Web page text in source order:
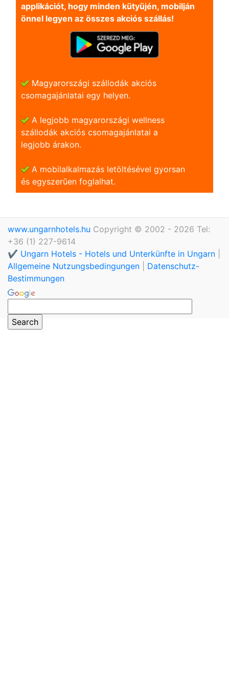
applikációt, hogy minden kütyüjén, mobilján
önnel legyen az összes akciós szállás!
Magyarországi szállodák akciós
csomagajánlatai egy helyen.
A legjobb magyarországi wellness
szállodák akciós csomagajánlatai a
legjobb árakon.
A mobilalkalmazás letöltésével gyorsan
és egyszerũen foglalhat.
www.ungarnhotels.hu Copyright © 2002 - 2026 Tel:
+36 (1) 227-9614
✔️ Ungarn Hotels - Hotels und Unterkünfte in Ungarn
Allgemeine Nutzungsbedingungen
Datenschutz-
Bestimmungen